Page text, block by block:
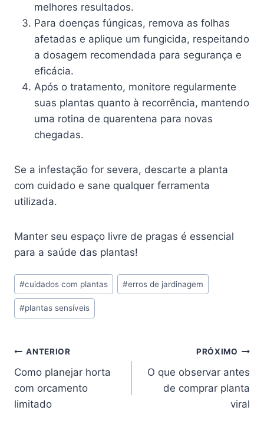
melhores resultados.
Para doenças fúngicas, remova as folhas
afetadas e aplique um fungicida, respeitando
a dosagem recomendada para segurança e
eficácia.
Após o tratamento, monitore regularmente
suas plantas quanto à recorrência, mantendo
uma rotina de quarentena para novas
chegadas.
Se a infestação for severa, descarte a planta
com cuidado e sane qualquer ferramenta
utilizada.
Manter seu espaço livre de pragas é essencial
para a saúde das plantas!
Tags
do
Post:
#cuidados com plantas #erros de jardinagem
#plantas sensíveis
Navegação
de
Post
ANTERIOR
Como planejar horta
com orcamento
limitado
PRÓXIMO
O que observar antes
de comprar planta
viral